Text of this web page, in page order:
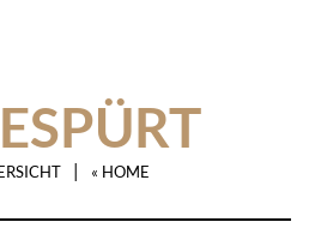
| « HOME